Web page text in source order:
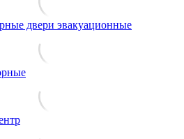
двери эвакуационные